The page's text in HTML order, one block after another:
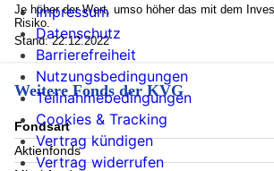
Je höher der Wert, umso höher das mit dem
Risiko.
Stand: 22.12.2022
Weitere Fonds der KVG
Fondsart
Aktienfonds
Impressum
Datenschutz
Barrierefreiheit
Nutzungsbedingungen
Teilnahmebedingungen
Cookies & Tracking
Vertrag kündigen
Vertrag widerrufen